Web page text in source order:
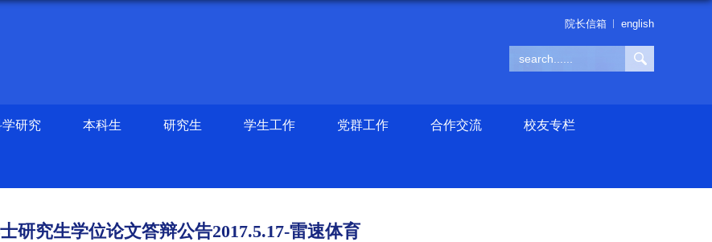
院长信箱 english
研究 本科生 研究生 学生工作 党群工作 合作交流 校友专栏
研究生学位论文答辩公告2017.5.17-雷速体育